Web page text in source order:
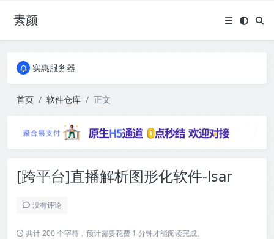
素颜全国免费包邮流量卡
实惠服务器
实惠服务器
首页 软件仓库 正文
[跨平台]直播解析图形化软件-lsar
没有评论
共计 200 个字符，预计需要花费 1 分钟才能阅读完成。